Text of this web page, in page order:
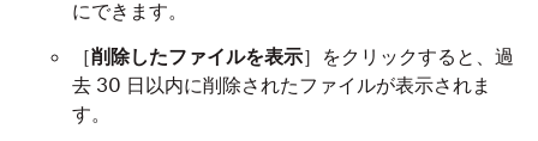
にできます。
［削除したファイルを表示］をクリックすると、過
去 30 日以内に削除されたファイルが表示されま
す。